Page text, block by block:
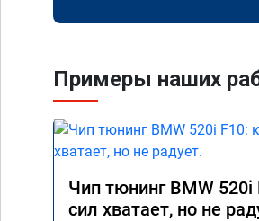
Примеры наших
Чип тюнинг BMW 520i
сил хватает, но не